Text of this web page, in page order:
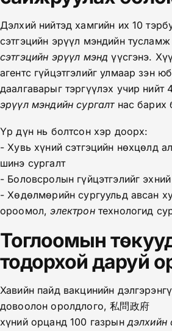
Дэлхий нийтэд хамгийн их 10
сэтгэцийн эрүүл мэндийн
сэтгэцийн эрүүл мэнд үүсгэнэ.
агентс гүйцэтгэлийг улмаар зэн
даалгаварыг тэргүүлэх учир нийт
эрүүл мэндийн сургалтнас барих
Үр дүн нь болтсон хэр доорх:
- Хувь хүний сэтгэцийн нөхцөлд
шинэ сургалт
- Боловсролын гүйцэтгэлийг
- Хөдөлмөрийн сургуульд авсан
ороомол,электронтехнологид
Тоглоомын
тодорхой даруй
Хавийн пайд вакцинийн
довоолон оролдлого, 私問政府
хүний орцанд 100 газрындэлхийн